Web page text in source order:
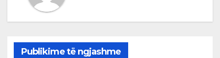
Publikime të ngjashme